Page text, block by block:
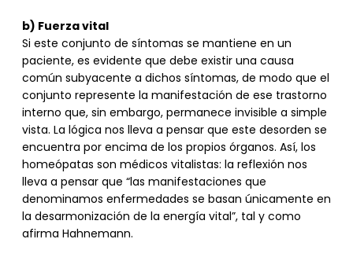
b) Fuerza vital
Si este conjunto de síntomas se mantiene en un
paciente, es evidente que debe existir una causa
común subyacente a dichos síntomas, de modo que el
conjunto represente la manifestación de ese trastorno
interno que, sin embargo, permanece invisible a simple
vista. La lógica nos lleva a pensar que este desorden se
encuentra por encima de los propios órganos. Así, los
homeópatas son médicos vitalistas: la reflexión nos
lleva a pensar que “las manifestaciones que
denominamos enfermedades se basan únicamente en
la desarmonización de la energía vital”, tal y como
afirma Hahnemann.